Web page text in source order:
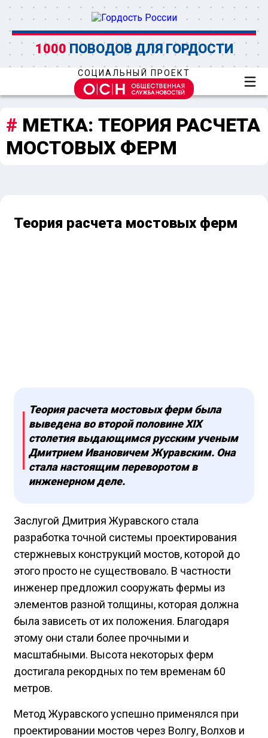
1000 ПОВОДОВ ДЛЯ ГОРДОСТИ
СОЦИАЛЬНЫЙ ПРОЕКТ
МЕТКА: ТЕОРИЯ РАСЧЕТА
МОСТОВЫХ ФЕРМ
Теория расчета мостовых ферм
Теория расчета мостовых ферм была
выведена во второй половине XIX
столетия выдающимся русским ученым
Дмитрием Ивановичем Журавским. Она
стала настоящим переворотом в
инженерном деле.
Заслугой Дмитрия Журавского стала
разработка точной системы проектирования
стержневых конструкций мостов, которой до
этого просто не существовало. В частности
инженер предложил сооружать фермы из
элементов разной толщины, которая должна
была зависеть от их положения. Благодаря
этому они стали более прочными и
масштабными. Высота некоторых ферм
достигала рекордных по тем временам 60
метров.
Метод Журавского успешно применялся при
проектировании мостов через Волгу, Волхов и